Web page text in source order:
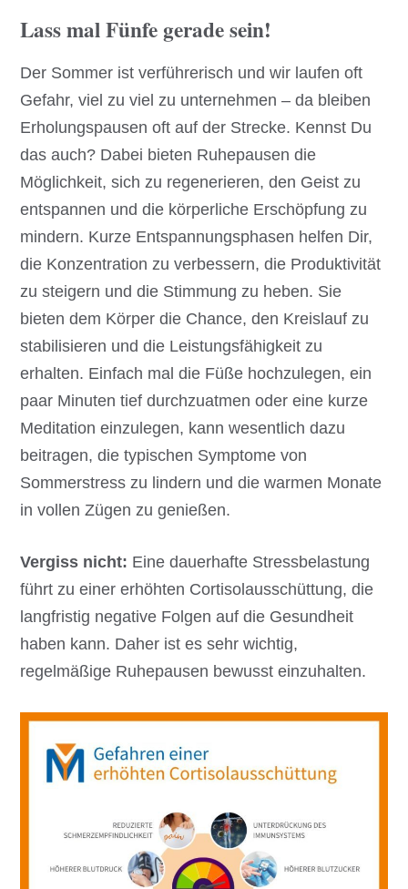
Lass mal Fünfe gerade sein!
Der Sommer ist verführerisch und wir laufen oft
Gefahr, viel zu viel zu unternehmen – da bleiben
Erholungspausen oft auf der Strecke. Kennst Du
das auch? Dabei bieten Ruhepausen die
Möglichkeit, sich zu regenerieren, den Geist zu
entspannen und die körperliche Erschöpfung zu
mindern. Kurze Entspannungsphasen helfen Dir,
die Konzentration zu verbessern, die Produktivität
zu steigern und die Stimmung zu heben. Sie
bieten dem Körper die Chance, den Kreislauf zu
stabilisieren und die Leistungsfähigkeit zu
erhalten. Einfach mal die Füße hochzulegen, ein
paar Minuten tief durchzuatmen oder eine kurze
Meditation einzulegen, kann wesentlich dazu
beitragen, die typischen Symptome von
Sommerstress zu lindern und die warmen Monate
in vollen Zügen zu genießen.
Vergiss nicht: Eine dauerhafte Stressbelastung
führt zu einer erhöhten Cortisolausschüttung, die
langfristig negative Folgen auf die Gesundheit
haben kann. Daher ist es sehr wichtig,
regelmäßige Ruhepausen bewusst einzuhalten.